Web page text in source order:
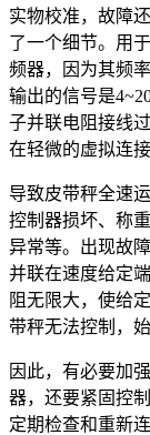
实物校准，故障
了一个细节。用
频器，因为其频
输出的信号是
子并联电阻接线
在轻微的虚拟连
导致皮带秤全速
控制器损坏、称
异常等。出现故
并联在速度给定
阻无限大，使给
带秤无法控制，
因此，有必要加强
器，还要紧固控
定期检查和重新